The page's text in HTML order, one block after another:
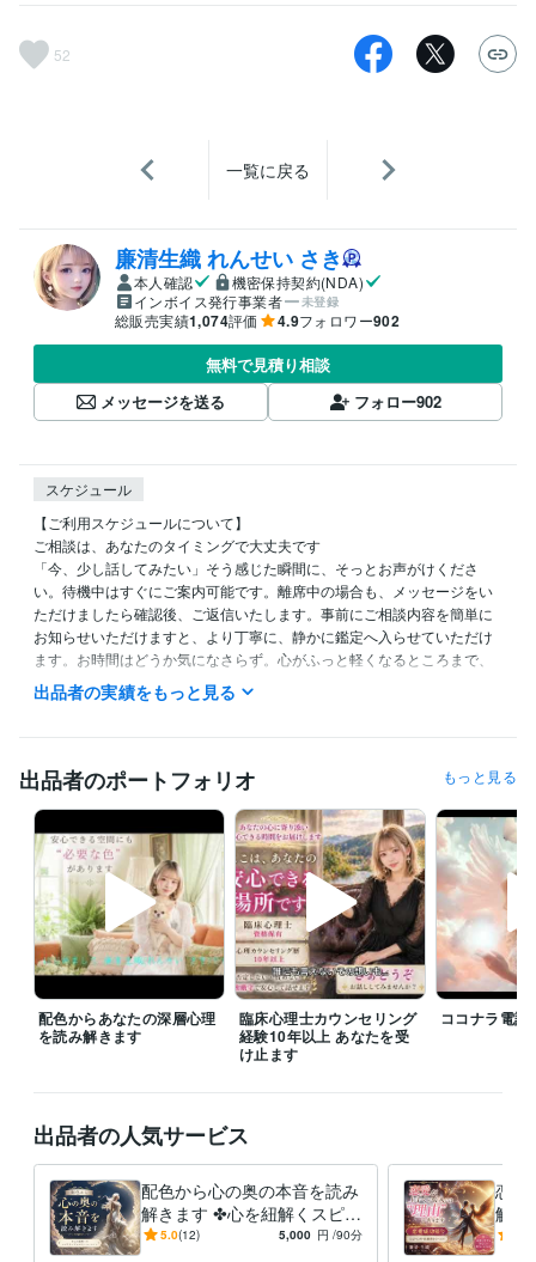
52
一覧に戻る
廉清生織 れんせい さき
本人確認
機密保持契約(NDA)
インボイス発行事業者
未登録
総販売実績1,074評価 4.9フォロワー902
無料で見積り相談
メッセージを送る
フォロー902
スケジュール
【ご利用スケジュールについて】
ご相談は、あなたのタイミングで大丈夫です
「今、少し話してみたい」そう感じた瞬間に、そっとお声がけくださ
い。待機中はすぐにご案内可能です。離席中の場合も、メッセージをい
ただけましたら確認後、ご返信いたします。事前にご相談内容を簡単に
お知らせいただけますと、より丁寧に、静かに鑑定へ入らせていただけ
ます。お時間はどうか気になさらず。心がふっと軽くなるところまで、
必要な占術を用いて誠実にお届けいたします。もし行き違いやご不明点
がございましたら、評価の前にお知らせいただけますと幸いです。真心
【24時間対応メニュー】
コーチング
手相鑑定・姓名判断
恋愛成就のお部屋づくり
開運 爆上げ法  など
お急ぎの方や夜間早朝をご希望の方はぜひご検討ください。ご希望の日
時がある場合は、メッセージにてお知らせください。日によっては変則
対応になることもありますが、事前にご相談いただければ、調整可能で
す
他でも対面活動があるため、ご予約の重複を避けるためにも、事前にご
一報いただけると助かります
フォローやお気に入り登録も大きな励みです
笑顔 輝く未来へ導きます
スピリチュアル占い師
廉清 生織 れんせい さき
出品者の実績をもっと見る
出品者のポートフォリオ もっと見る
配色からあなたの深層心理
を読み解きます
臨床心理士カウンセリング
経験10年以上 あなたを受
け止ます
ココナラ電話
出品者の人気サービス
配色から心の奥の本音を読み
解きます ✤心を紐解くスピリ
チュアルカラーセッション✤
5.0(12) 5,000 円 /90分
恋愛
解く
掛け